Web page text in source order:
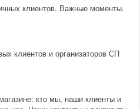
клиентов. Важные моменты.
клиентов и организаторов СП
кто мы, наши клиенты и